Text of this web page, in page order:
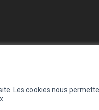
Les cookies nous